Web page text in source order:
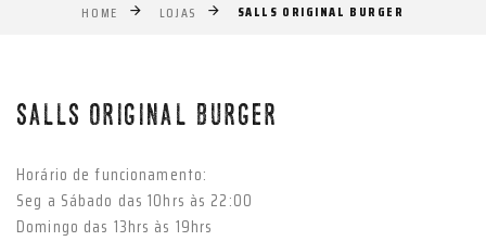
HOME LOJAS SALLS ORIGINAL BURGER
Anterior
SALLS ORIGINAL BURGER
Horário de funcionamento:
Seg a Sábado das 10hrs às 22:00
Domingo das 13hrs às 19hrs